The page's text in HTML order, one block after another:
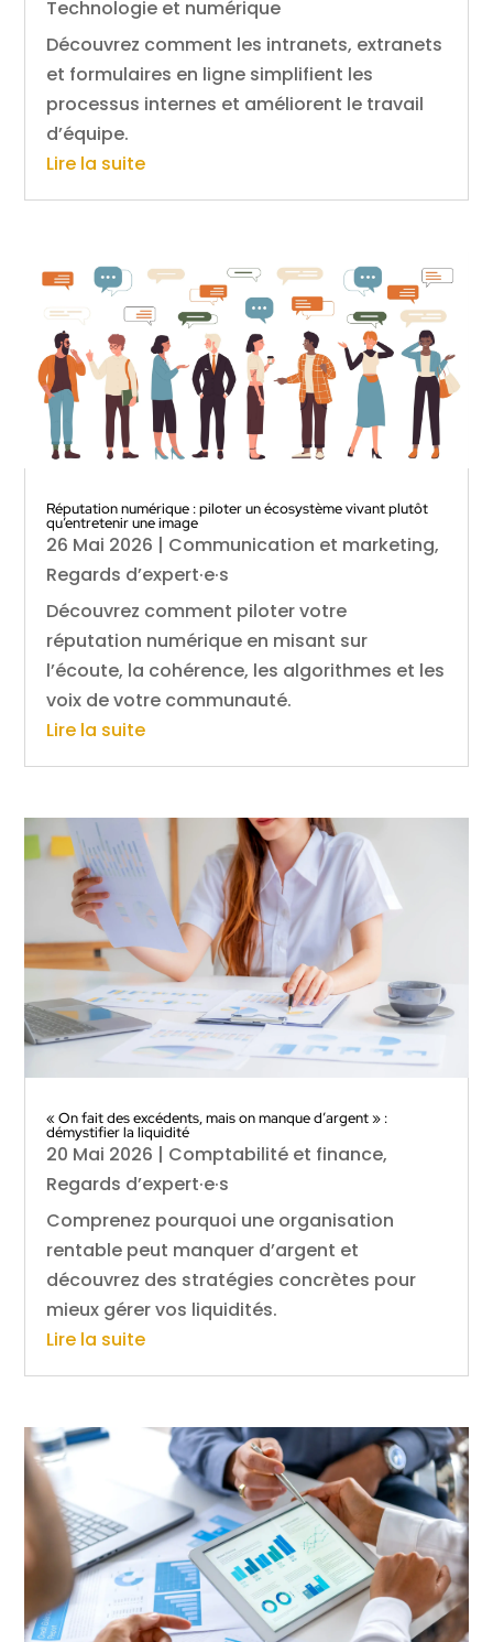
Technologie et numérique
Découvrez comment les intranets, extranets
et formulaires en ligne simplifient les
processus internes et améliorent le travail
d’équipe.
Lire la suite
Réputation numérique : piloter un écosystème vivant plutôt
qu’entretenir une image
26 Mai 2026 | Communication et marketing,
Regards d’expert·e·s
Découvrez comment piloter votre
réputation numérique en misant sur
l’écoute, la cohérence, les algorithmes et les
voix de votre communauté.
Lire la suite
« On fait des excédents, mais on manque d’argent » :
démystifier la liquidité
20 Mai 2026 | Comptabilité et finance,
Regards d’expert·e·s
Comprenez pourquoi une organisation
rentable peut manquer d’argent et
découvrez des stratégies concrètes pour
mieux gérer vos liquidités.
Lire la suite